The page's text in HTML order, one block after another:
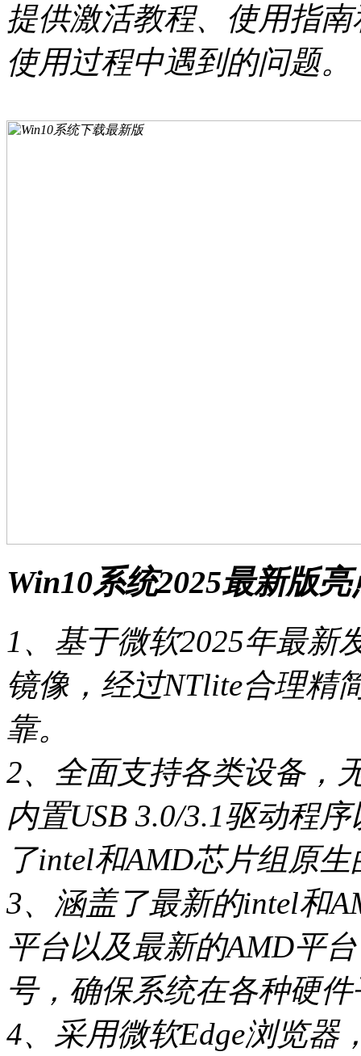
提供激活教程、使用指
使用过程中遇到的问题。
Win10系统2025最新版亮
1、基于微软2025年最新
镜像，经过NTlite合理精
靠。
2、全面支持各类设备，
内置USB 3.0/3.1驱动程
了intel和AMD芯片组原
3、涵盖了最新的intel和
平台以及最新的AMD平
号，确保系统在各种硬
4、采用微软Edge浏览器